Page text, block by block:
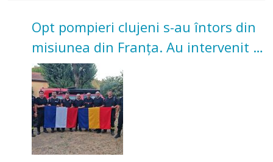
Opt pompieri clujeni s-au întors din
misiunea din Franța. Au intervenit la
incendii de vegetație și pădure